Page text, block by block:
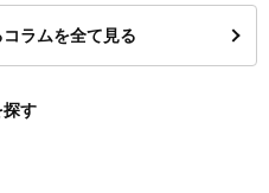
コラムを全て見る
探す